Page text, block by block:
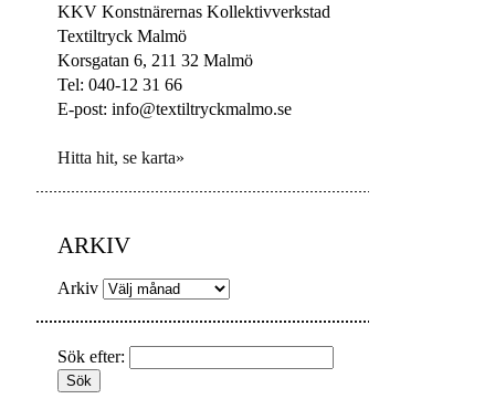
KKV Konstnärernas Kollektivverkstad
Textiltryck Malmö
Korsgatan 6, 211 32 Malmö
Tel: 040-12 31 66
E-post: info@textiltryckmalmo.se
Hitta hit, se karta»
ARKIV
Arkiv
Sök efter: